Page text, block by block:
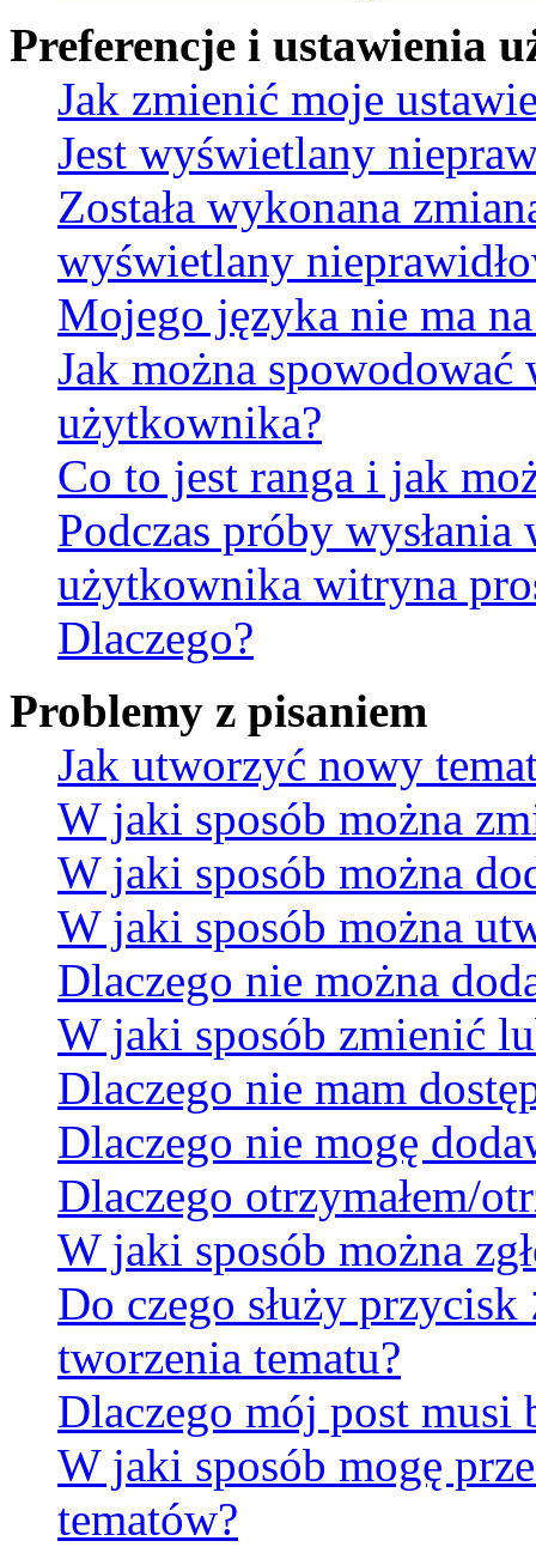
Preferencje i ustawienia
Jak zmienić moje
Jest wyświetlany
Została wykonana
wyświetlany
Mojego języka nie ma
Jak można
użytkownika?
Co to jest ranga i jak
Podczas próby
użytkownika witryna
Dlaczego?
Problemy z pisaniem
Jak utworzyć nowy
W jaki sposób można
W jaki sposób można
W jaki sposób można
Dlaczego nie można
W jaki sposób zmienić
Dlaczego nie mam
Dlaczego nie mogę
Dlaczego otrzymałem/
W jaki sposób można
Do czego służy przycisk
tworzenia tematu?
Dlaczego mój post musi
W jaki sposób mogę
tematów?